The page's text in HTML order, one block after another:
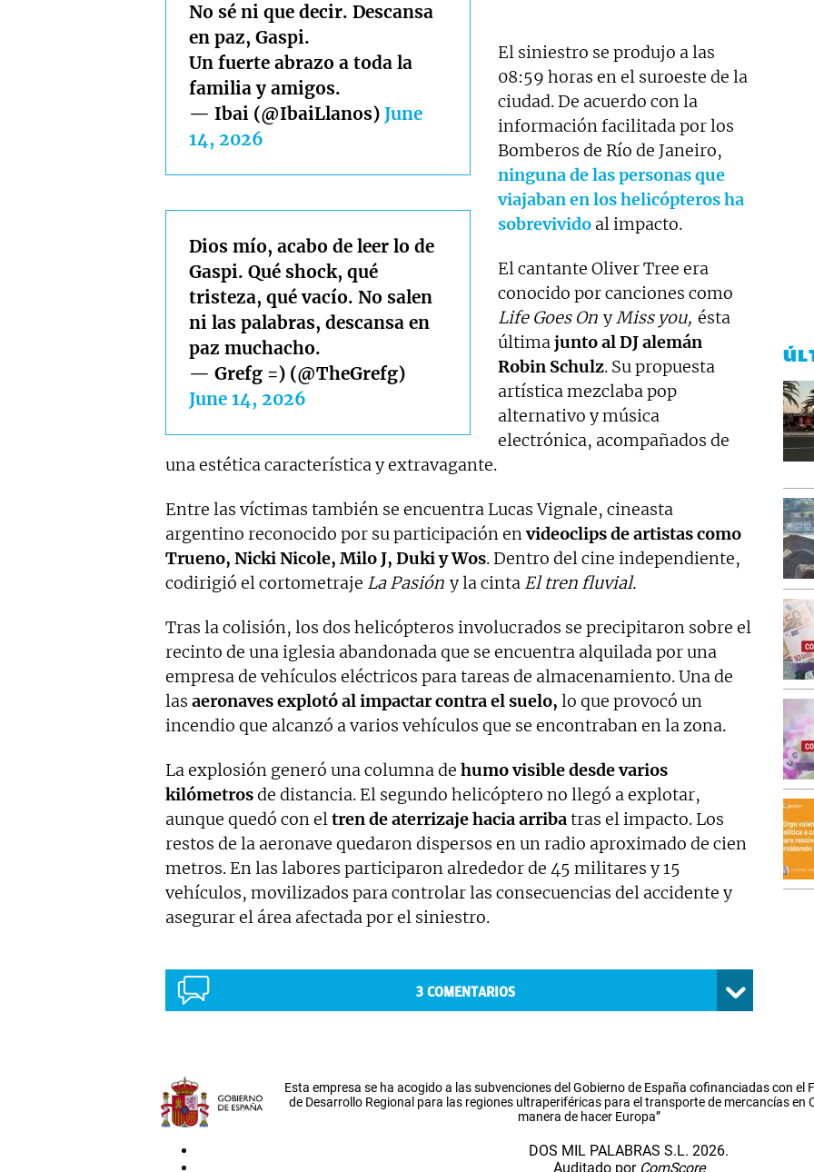
No sé ni que decir. Descansa
en paz, Gaspi.
Un fuerte abrazo a toda la
familia y amigos.
— Ibai (@IbaiLlanos) June
14, 2026
Dios mío, acabo de leer lo de
Gaspi. Qué shock, qué
tristeza, qué vacío. No salen
ni las palabras, descansa en
paz muchacho.
— Grefg =) (@TheGrefg)
June 14, 2026
El siniestro se produjo a las
08:59 horas en el suroeste de la
ciudad. De acuerdo con la
información facilitada por los
Bomberos de Río de Janeiro,
ninguna de las personas que
viajaban en los helicópteros ha
sobrevivido al impacto.
El cantante Oliver Tree era
conocido por canciones como
Life Goes On yMiss you, ésta
últimajunto al DJ alemán
Robin Schulz. Su propuesta
artística mezclaba pop
alternativo y música
electrónica, acompañados de
una estética característica y extravagante.
Entre las víctimas también se encuentra Lucas Vignale, cineasta
argentino reconocido por su participación envideoclips de artistas como
Trueno, Nicki Nicole, Milo J, Duki y Wos. Dentro del cine independiente,
codirigió el cortometraje La Pasión y la cinta El tren fluvial.
Tras la colisión, los dos helicópteros involucrados se precipitaron sobre el
recinto de una iglesia abandonada que se encuentra alquilada por una
empresa de vehículos eléctricos para tareas de almacenamiento. Una de
las aeronaves explotó al impactar contra el suelo, lo que provocó un
incendio que alcanzó a varios vehículos que se encontraban en la zona.
La explosión generó una columna de humo visible desde varios
kilómetrosde distancia. El segundo helicóptero no llegó a explotar,
aunque quedó con eltren de aterrizaje hacia arribatras el impacto. Los
restos de la aeronave quedaron dispersos en un radio aproximado de cien
metros. En las labores participaron alrededor de 45 militares y 15
vehículos, movilizados para controlar las consecuencias del accidente y
asegurar el área afectada por el siniestro.
3 COMENTARIOS
Esta empresa se ha acogido a las subvenciones del Gobierno de España cofinanciadas con el
de Desarrollo Regional para las regiones ultraperiféricas para el transporte de mercancías en
manera de hacer Europa”
DOS MIL PALABRAS S.L. 2026.
Auditado por ComScore